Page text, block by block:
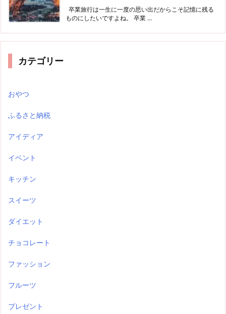
卒業旅行は一生に一度の思い出だからこそ記憶に残る
ものにしたいですよね。 卒業 ...
カテゴリー
おやつ
ふるさと納税
アイディア
イベント
キッチン
スイーツ
ダイエット
チョコレート
ファッション
フルーツ
プレゼント